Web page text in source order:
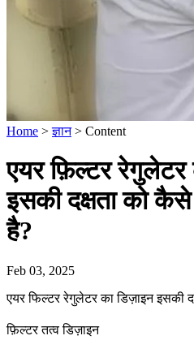
Home >ज्ञान> Content
एयर फ़िल्टर रेगुलेटर
इसकी दक्षता को कैसे
है?
Feb 03, 2025
एयर फिल्टर रेगुलेटर का डिज़ाइन इसकी
फ़िल्टर तत्व डिज़ाइन